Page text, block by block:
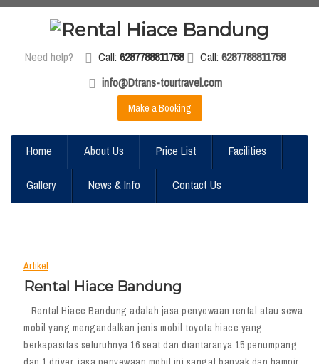
Need help? Call: 6287788811758 Call: 6287788811758
info@Dtrans-tourtravel.com
Make a Booking
Home About Us Price List Facilities
Gallery News & Info Contact Us
Artikel
Rental Hiace Bandung
Rental Hiace Bandung adalah jasa penyewaan rental atau sewa
mobil yang mengandalkan jenis mobil toyota hiace yang
berkapasitas seluruhnya 16 seat dan diantaranya 15 penumpang